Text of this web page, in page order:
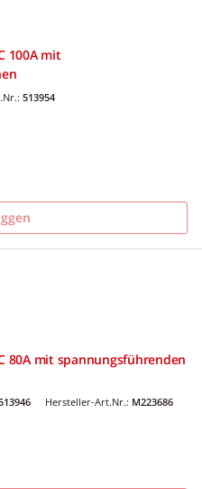
100A mit
513954
80A mit spannungsführenden
Hersteller-Art.Nr.: M223686